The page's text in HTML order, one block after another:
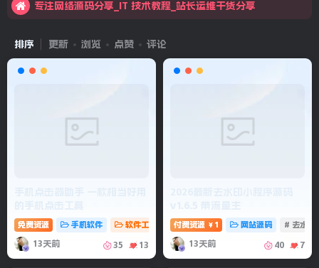
专注网络源码分享_IT 技术教程_站长运维干货分享
排序
更新 浏览 点赞 评论
免费资源 手机软件 软件工具 # 点击器助手 # 手机点击 # 点击工具
13天前 35 13
付费资源 ￥ 1 网站源码 # 去水印
13天前 40 7